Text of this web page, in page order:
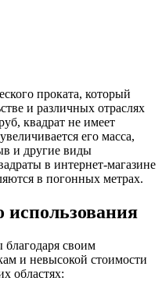
проката, который
и различных отраслях
квадрат не имеет
его масса,
и другие виды
в интернет-магазине
в погонных метрах.
использования
благодаря своим
и невысокой стоимости
областях: